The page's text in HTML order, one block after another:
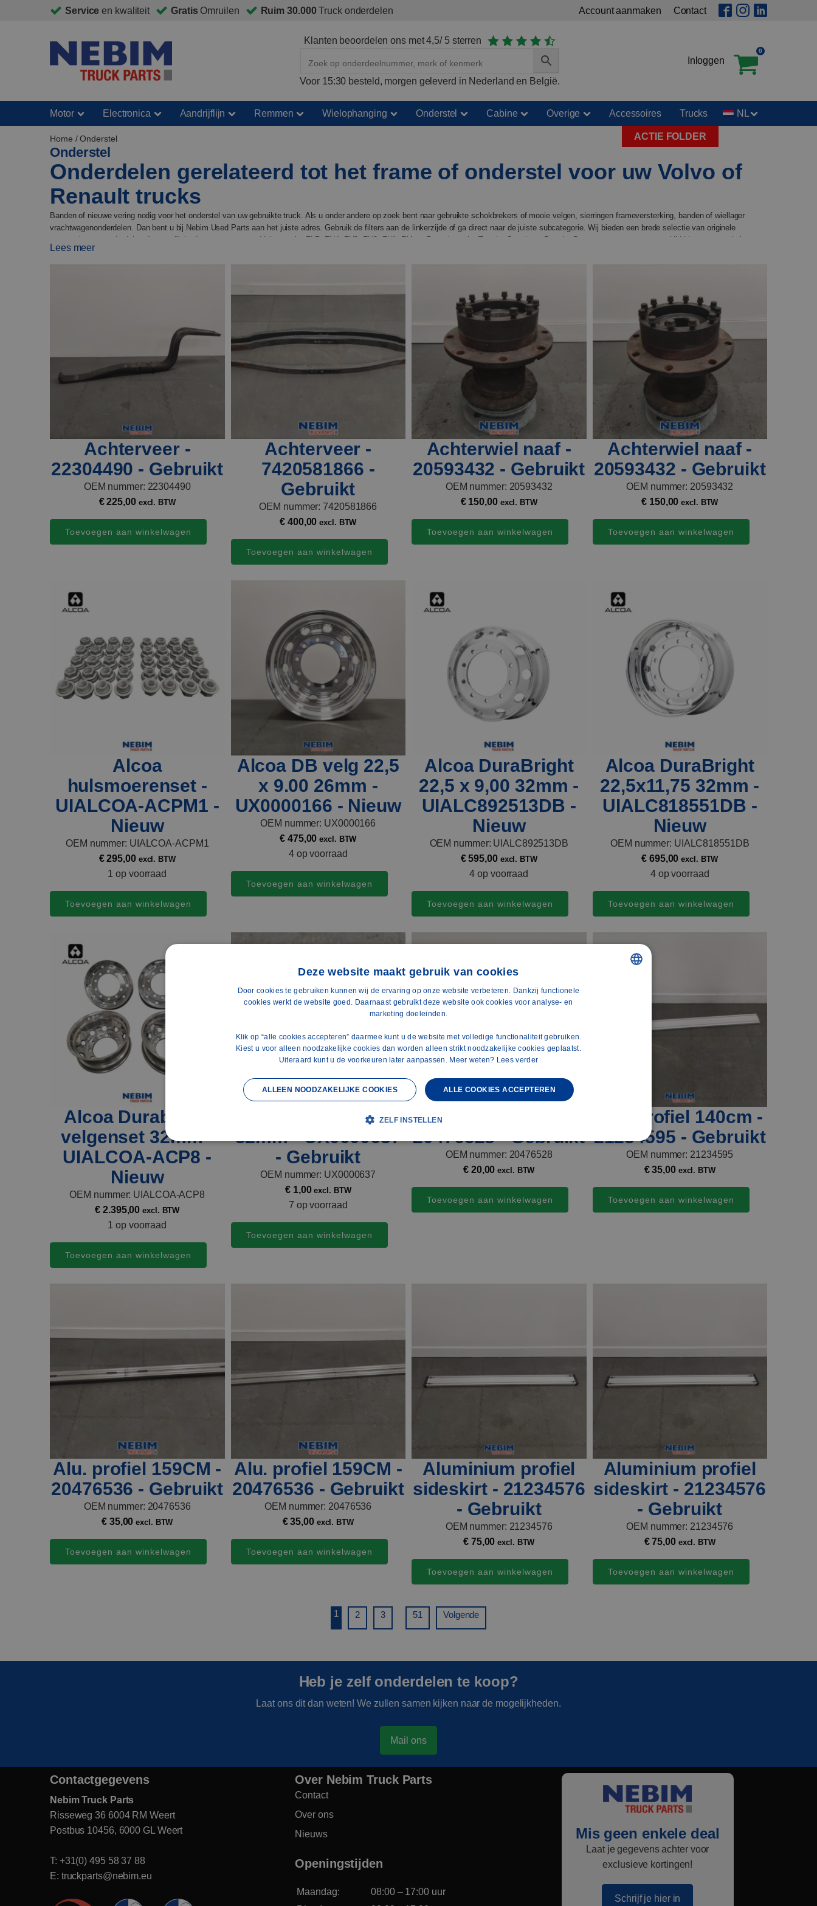
Serviceen kwaliteit Gratis Omruilen Ruim 30.000Truck onderdelen Account aanmaken Contact
Klanten beoordelen ons met 4,5/ 5 sterren
Voor 15:30 besteld, morgen geleverd in Nederland en België.
Inloggen
0
Motor Electronica Aandrijflijn Remmen Wielophanging Onderstel Cabine Overige Accessoires Trucks NL
ACTIE FOLDER
Home / Onderstel
Onderstel
Onderdelen gerelateerd tot het frame of onderstel voor uw Volvo of
Renault trucks
Banden of nieuwe vering nodig voor het onderstel van uw gebruikte truck. Als u onder andere op zoek bent naar gebruikte schokbrekers of mooie velgen, sierringen frameversterking, banden of wiellager
vrachtwagenonderdelen. Dan bent u bij Nebim Used Parts aan het juiste adres. Gebruik de filters aan de linkerzijde of ga direct naar de juiste subcategorie. Wij bieden een brede selectie van originele
accessoires en onderdelen die specifiek zijn ontworpen voor Volvo trucks FH5, FH4, FH3, FH2, FH1, FM en Renault trucks T-serie, C-serie en D-serie. Daarnaast staat ons team altijd klaar om u te helpen
vinden net wat u nodig heeft. Bovendien bieden we een omruilgarantie op al onze onderdelen. Dus als u ooit ontevreden bent over een aankoop, laat het ons weten en we helpen u graag. En als u hulp nodig
Lees meer
Achterveer -
22304490 - Gebruikt
OEM nummer: 22304490
€225,00 excl. BTW
Toevoegen aan winkelwagen
Achterveer -
7420581866 -
Gebruikt
OEM nummer: 7420581866
€ 400,00 excl. BTW
Toevoegen aan winkelwagen
Achterwiel naaf -
20593432 - Gebruikt
OEM nummer: 20593432
€150,00 excl. BTW
Toevoegen aan winkelwagen
Achterwiel naaf -
20593432 - Gebruikt
OEM nummer: 20593432
€ 150,00 excl. BTW
Toevoegen aan winkelwagen
Alcoa
hulsmoerenset -
UIALCOA-ACPM1 -
Nieuw
OEM nummer: UIALCOA-ACPM1
€295,00 excl. BTW
1 op voorraad
Toevoegen aan winkelwagen
Alcoa DB velg 22,5
x 9.00 26mm -
UX0000166 - Nieuw
OEM nummer: UX0000166
€ 475,00 excl. BTW
4 op voorraad
Toevoegen aan winkelwagen
Alcoa DuraBright
22,5 x 9,00 32mm -
UIALC892513DB -
Nieuw
OEM nummer: UIALC892513DB
€595,00 excl. BTW
4 op voorraad
Toevoegen aan winkelwagen
Alcoa DuraBright
22,5x11,75 32mm -
UIALC818551DB -
Nieuw
OEM nummer: UIALC818551DB
€ 695,00 excl. BTW
4 op voorraad
Toevoegen aan winkelwagen
Alcoa Durabright
velgenset 32mm -
UIALCOA-ACP8 -
Nieuw
OEM nummer: UIALCOA-ACP8
€ 2.395,00 excl. BTW
1 op voorraad
Toevoegen aan winkelwagen
Alcoa wielmoerkap
32mm - UX0000637
- Gebruikt
OEM nummer: UX0000637
€1,00 excl. BTW
7 op voorraad
Toevoegen aan winkelwagen
Alu. profiel 104CM -
20476528 - Gebruikt
OEM nummer: 20476528
€20,00 excl. BTW
Toevoegen aan winkelwagen
Alu. profiel 140cm -
21234595 - Gebruikt
OEM nummer: 21234595
€35,00 excl. BTW
Toevoegen aan winkelwagen
Alu. profiel 159CM -
20476536 - Gebruikt
OEM nummer: 20476536
€35,00 excl. BTW
Toevoegen aan winkelwagen
Alu. profiel 159CM -
20476536 - Gebruikt
OEM nummer: 20476536
€35,00 excl. BTW
Toevoegen aan winkelwagen
Aluminium profiel
sideskirt - 21234576
- Gebruikt
OEM nummer: 21234576
€75,00 excl. BTW
Toevoegen aan winkelwagen
Aluminium profiel
sideskirt - 21234576
- Gebruikt
OEM nummer: 21234576
€75,00 excl. BTW
Toevoegen aan winkelwagen
1 2 3 51 Volgende
Heb je zelf onderdelen te koop?
Laat ons dit dan weten! We zullen samen kijken naar de mogelijkheden.
Mail ons
Contactgegevens
Nebim Truck Parts
Risseweg 36 6004 RM Weert
Postbus 10456, 6000 GL Weert
T: +31(0) 495 58 37 88
E: truckparts@nebim.eu
Over Nebim Truck Parts
Contact
Over ons
Nieuws
Openingstijden
Maandag:
08:00 – 17:00 uur
Mis geen enkele deal
Laat je gegevens achter voor
exclusieve kortingen!
Schrijf je hier in
Deze website maakt gebruik van cookies
Door cookies te gebruiken kunnen wij de ervaring op onze website verbeteren. Dankzij functionele
cookies werkt de website goed. Daarnaast gebruikt deze website ook cookies voor analyse- en
marketing doeleinden.
Klik op “alle cookies accepteren” daarmee kunt u de website met volledige functionaliteit gebruiken.
Kiest u voor alleen noodzakelijke cookies dan worden alleen strikt noodzakelijke cookies geplaatst.
Uiteraard kunt u de voorkeuren later aanpassen. Meer weten? Lees verder
ALLE COOKIES ACCEPTEREN
ALLEEN NOODZAKELIJKE COOKIES
ZELF INSTELLEN